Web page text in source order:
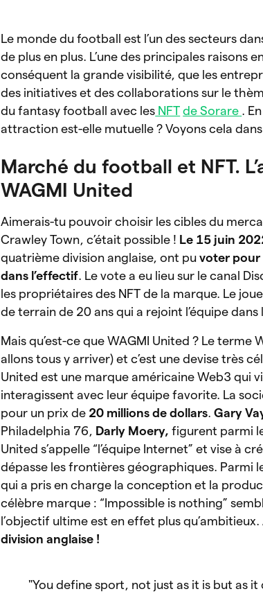
Le monde du football est l’un des secteurs
de plus en plus. L’une des principales raisons
conséquent la grande visibilité, que les
des initiatives et des collaborations sur le
du fantasy football avec les NFT de Sorare .
attraction est-elle mutuelle ? Voyons cela dans
Marché du football et NFT.
WAGMI United
Aimerais-tu pouvoir choisir les cibles du
Crawley Town, c’était possible ! Le 15 juin
quatrième division anglaise, ont puvoter pour
dans l’effectif. Le vote a eu lieu sur le canal
les propriétaires des NFT de la marque. Le
de terrain de 20 ans qui a rejoint l’équipe
Mais qu’est-ce que WAGMI United ? Le terme
allons tous y arriver) et c’est une devise très
United est une marque américaine Web3 qui
interagissent avec leur équipe favorite. La
pour un prix de 20 millions de dollars.Gary
Philadelphia 76, Darly Moery,figurent parmi
United s’appelle “l’équipe Internet” et vise à
dépasse les frontières géographiques. Parmi
qui a pris en charge la conception et la
célèbre marque : “Impossible is nothing”
l’objectif ultime est en effet plus qu’ambitieux.
division anglaise !
"You define sport, not just ​as it is but as it